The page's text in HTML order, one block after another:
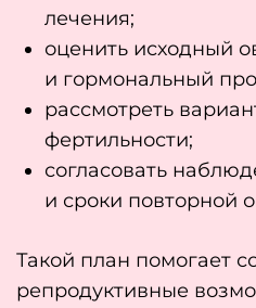
лечения;
оценить исходный
и гормональный
рассмотреть
фертильности;
согласовать
и сроки повторной
Такой план помогает
репродуктивные